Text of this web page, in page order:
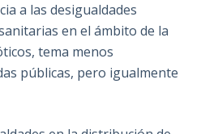
a las desigualdades
en el ámbito de la
tema menos
públicas, pero igualmente